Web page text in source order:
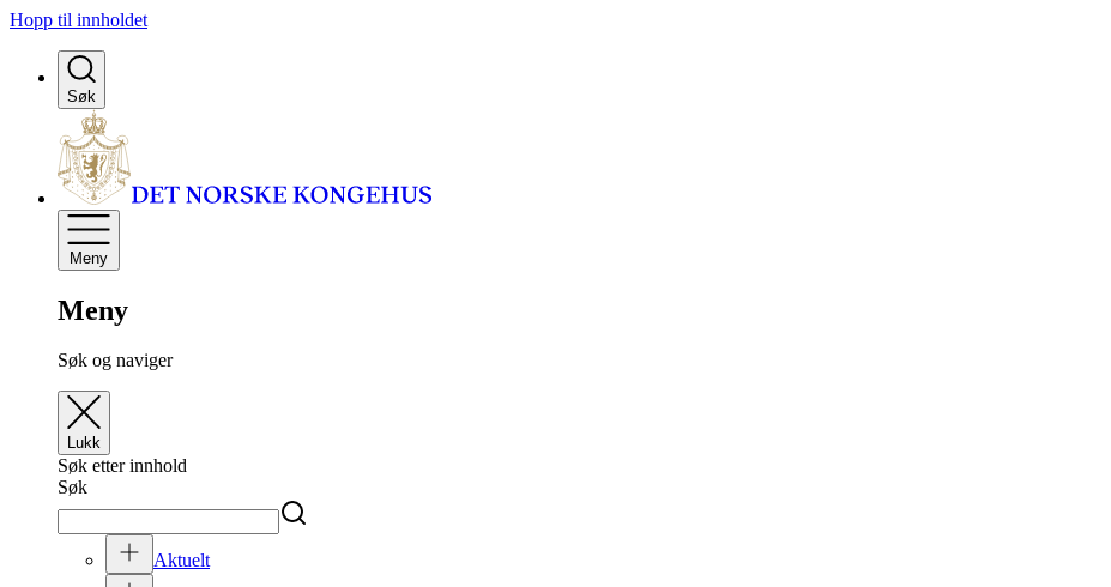
Hopp til innholdet
Søk
Meny
Meny
Søk og naviger
Lukk
Søk etter innhold
Søk
Aktuelt